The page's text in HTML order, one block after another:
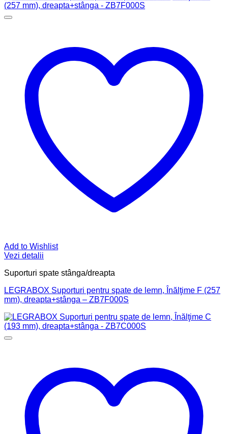
Add to Wishlist
Vezi detalii
Suporturi spate stânga/dreapta
LEGRABOX Suporturi pentru spate de lemn, Înălţime F (257
mm), dreapta+stânga – ZB7F000S